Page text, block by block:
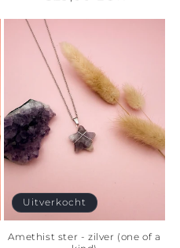
Uitverkocht
Amethist ster - zilver (one of a